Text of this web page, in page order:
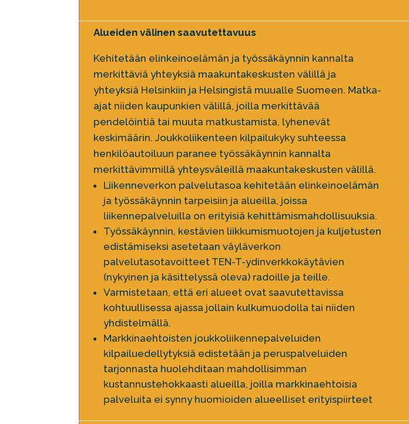
Alueiden välinen saavutettavuus
Kehitetään elinkeinoelämän ja työssäkäynnin kannalta
merkittäviä yhteyksiä maakuntakeskusten välillä ja
yhteyksiä Helsinkiin ja Helsingistä muualle Suomeen. Matka-
ajat niiden kaupunkien välillä, joilla merkittävää
pendelöintiä tai muuta matkustamista, lyhenevät
keskimäärin. Joukkoliikenteen kilpailukyky suhteessa
henkilöautoiluun paranee työssäkäynnin kannalta
merkittävimmillä yhteysväleillä maakuntakeskusten välillä.
Liikenneverkon palvelutasoa kehitetään elinkeinoelämän
ja työssäkäynnin tarpeisiin ja alueilla, joissa
liikennepalveluilla on erityisiä kehittämismahdollisuuksia.
Työssäkäynnin, kestävien liikkumismuotojen ja kuljetusten
edistämiseksi asetetaan väyläverkon
palvelutasotavoitteet TEN-T-ydinverkkokäytävien
(nykyinen ja käsittelyssä oleva) radoille ja teille.
Varmistetaan, että eri alueet ovat saavutettavissa
kohtuullisessa ajassa jollain kulkumuodolla tai niiden
yhdistelmällä.
Markkinaehtoisten joukkoliikennepalveluiden
kilpailuedellytyksiä edistetään ja peruspalveluiden
tarjonnasta huolehditaan mahdollisimman
kustannustehokkaasti alueilla, joilla markkinaehtoisia
palveluita ei synny huomioiden alueelliset erityispiirteet